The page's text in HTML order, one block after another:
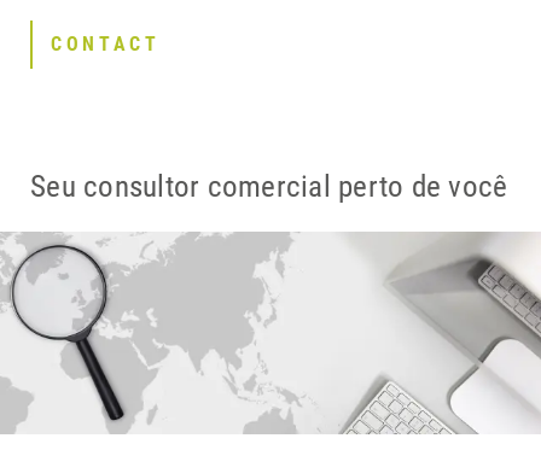
CONTACT
Seu consultor comercial perto de você